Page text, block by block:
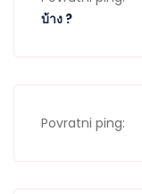
บ้าง ?
Povratni ping: